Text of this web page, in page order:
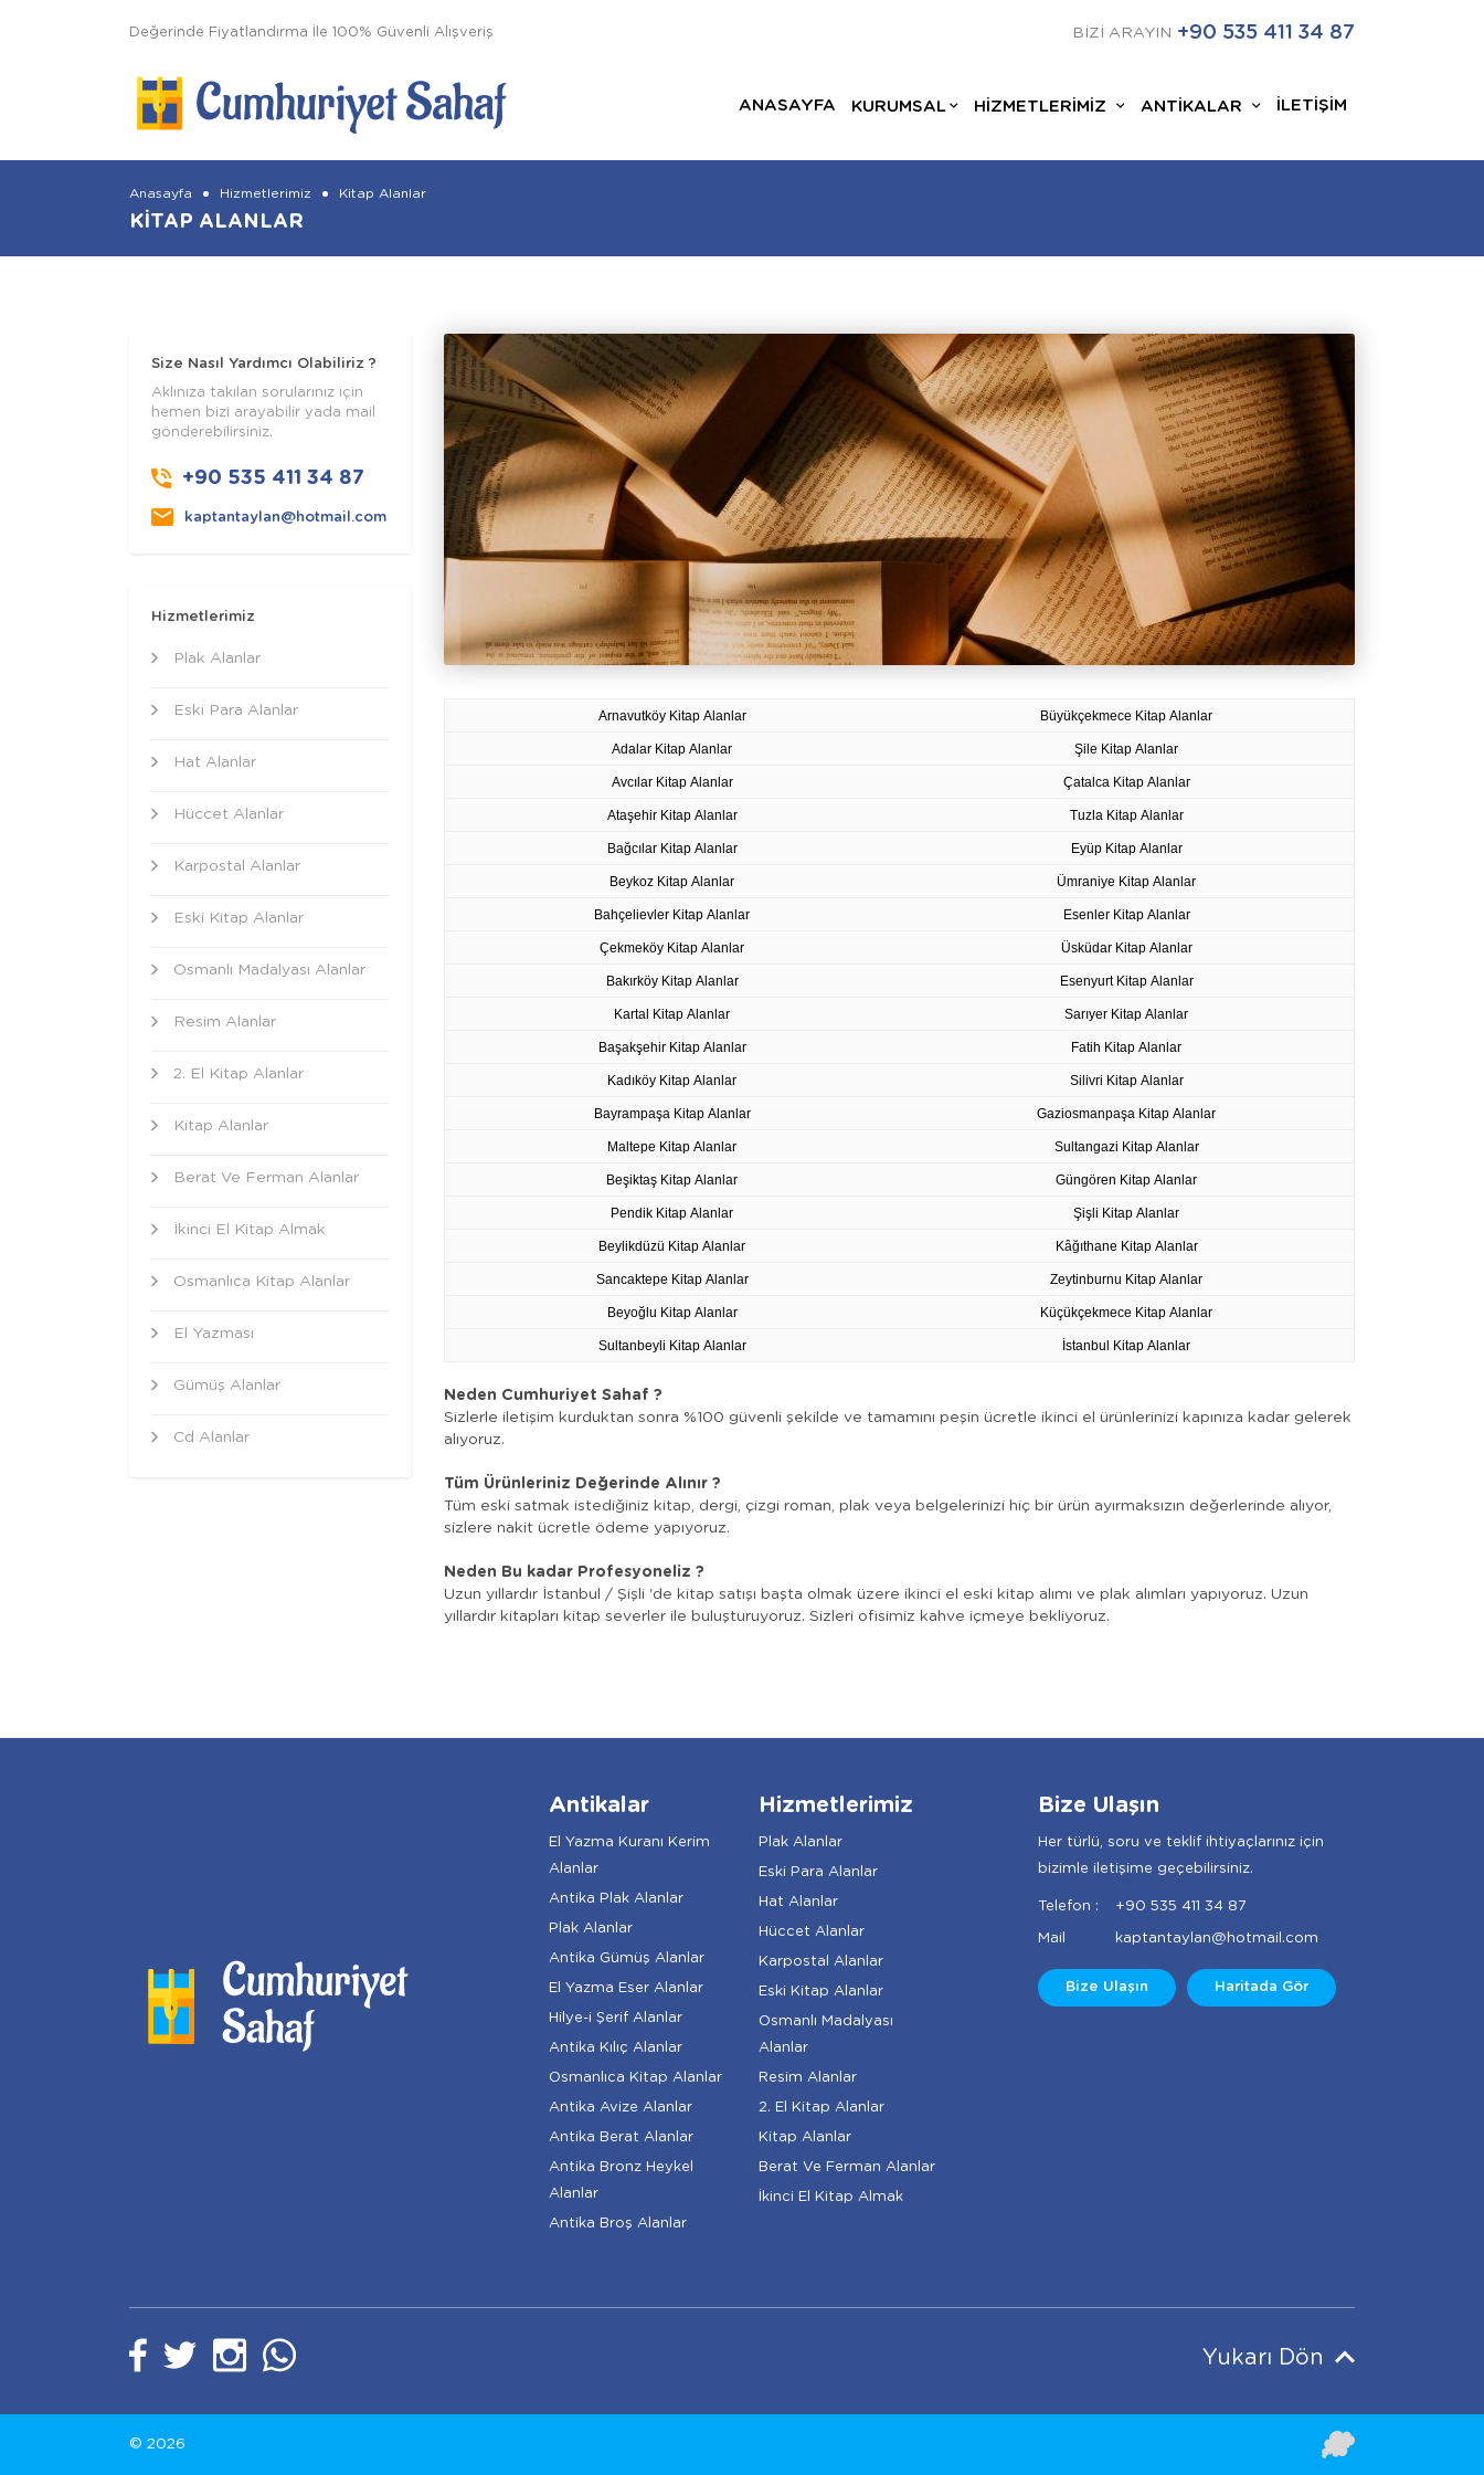
Değerinde Fiyatlandırma İle 100% Güvenli Alışveriş BİZİ ARAYIN +90 535 411 34 87
ANASAYFA KURUMSAL HİZMETLERİMİZ ANTİKALAR İLETİŞİM
Anasayfa Hizmetlerimiz Kitap Alanlar
KITAP ALANLAR
Size Nasıl Yardımcı Olabiliriz ?
Aklınıza takılan sorularınız için
hemen bizi arayabilir yada mail
gönderebilirsiniz.
+90 535 411 34 87
kaptantaylan@hotmail.com
Hizmetlerimiz
Plak Alanlar
Eski Para Alanlar
Hat Alanlar
Hüccet Alanlar
Karpostal Alanlar
Eski Kitap Alanlar
Osmanlı Madalyası Alanlar
Resim Alanlar
2. El Kitap Alanlar
Kitap Alanlar
Berat Ve Ferman Alanlar
İkinci El Kitap Almak
Osmanlıca Kitap Alanlar
El Yazması
Gümüş Alanlar
Cd Alanlar
Arnavutköy Kitap Alanlar Büyükçekmece Kitap Alanlar
Adalar Kitap Alanlar Şile Kitap Alanlar
Avcılar Kitap Alanlar Çatalca Kitap Alanlar
Ataşehir Kitap Alanlar Tuzla Kitap Alanlar
Bağcılar Kitap Alanlar Eyüp Kitap Alanlar
Beykoz Kitap Alanlar Ümraniye Kitap Alanlar
Bahçelievler Kitap Alanlar Esenler Kitap Alanlar
Çekmeköy Kitap Alanlar Üsküdar Kitap Alanlar
Bakırköy Kitap Alanlar Esenyurt Kitap Alanlar
Kartal Kitap Alanlar Sarıyer Kitap Alanlar
Başakşehir Kitap Alanlar Fatih Kitap Alanlar
Kadıköy Kitap Alanlar Silivri Kitap Alanlar
Bayrampaşa Kitap Alanlar Gaziosmanpaşa Kitap Alanlar
Maltepe Kitap Alanlar Sultangazi Kitap Alanlar
Beşiktaş Kitap Alanlar Güngören Kitap Alanlar
Pendik Kitap Alanlar Şişli Kitap Alanlar
Beylikdüzü Kitap Alanlar Kâğıthane Kitap Alanlar
Sancaktepe Kitap Alanlar Zeytinburnu Kitap Alanlar
Beyoğlu Kitap Alanlar Küçükçekmece Kitap Alanlar
Sultanbeyli Kitap Alanlar İstanbul Kitap Alanlar
Neden Cumhuriyet Sahaf ?
Sizlerle iletişim kurduktan sonra %100 güvenli şekilde ve tamamını peşin ücretle ikinci el ürünlerinizi kapınıza kadar gelerek
alıyoruz.
Tüm Ürünleriniz Değerinde Alınır ?
Tüm eski satmak istediğiniz kitap, dergi, çizgi roman, plak veya belgelerinizi hiç bir ürün ayırmaksızın değerlerinde alıyor,
sizlere nakit ücretle ödeme yapıyoruz.
Neden Bu kadar Profesyoneliz ?
Uzun yıllardır İstanbul / Şişli 'de kitap satışı başta olmak üzere ikinci el eski kitap alımı ve plak alımları yapıyoruz. Uzun
yıllardır kitapları kitap severler ile buluşturuyoruz. Sizleri ofisimiz kahve içmeye bekliyoruz.
Antikalar
El Yazma Kuranı Kerim
Alanlar
Antika Plak Alanlar
Plak Alanlar
Antika Gümüş Alanlar
El Yazma Eser Alanlar
Hilye-i Şerif Alanlar
Antika Kılıç Alanlar
Osmanlıca Kitap Alanlar
Antika Avize Alanlar
Antika Berat Alanlar
Antika Bronz Heykel
Alanlar
Antika Broş Alanlar
Hizmetlerimiz
Plak Alanlar
Eski Para Alanlar
Hat Alanlar
Hüccet Alanlar
Karpostal Alanlar
Eski Kitap Alanlar
Osmanlı Madalyası
Alanlar
Resim Alanlar
2. El Kitap Alanlar
Kitap Alanlar
Berat Ve Ferman Alanlar
İkinci El Kitap Almak
Bize Ulaşın
Her türlü, soru ve teklif ihtiyaçlarınız için
bizimle iletişime geçebilirsiniz.
Telefon : +90 535 411 34 87
Mail kaptantaylan@hotmail.com
Bize Ulaşın Haritada Gör
Yukarı Dön
© 2026